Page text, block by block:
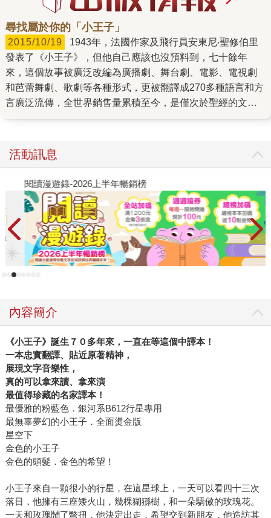
尋找屬於你的「小王子」
2015/10/19
發表了《小王子》，但他自己應該也沒預料到，七十餘年
來，這個故事被廣泛改編為廣播劇、舞台劇、電影、電視劇
和芭蕾舞劇、歌劇等各種形式，更被翻譯成270多種語言和方
言廣泛流傳，全世界銷售量累積至今，是僅次於聖經的文學
關愛，互相重視的精神。《小王子》的故事讓作者平衡了內
心與外在環境的紛亂，藉由他與心中小孩的對話，向世人傳
達了他對愛與和平的嚮往。此外，作者藉由《小王子》書中
狐狸說的一句話，和我們分享了一個秘密，就是「真正重要
的東西，用眼睛是看不見的，必須要用你的心」。故事深富
詩意及人生哲理的，打動無數大人與小孩的心。 2013年適逢
《小王子》誕生70週年，世界各地重新出版了許多《小王
子》版本。而台灣也陸續推出《小王子》新版本、「小王子
特展」等慶祝活動，而這一波「小王子」熱潮，更在2015年
與出版社合作5本結合紙藝動畫的電影書和原著，有描寫小女
孩與老爺爺互動 的「情深版」，有完整電影小說圖文的「夢
想版」，還有適合青少年閱讀的圖文影像「追尋版」，另外
還有一本是聖修伯里的原著搭配上電影圖素、適合世界每一
個 有愛成年人的「堅持版」，一本是正要啟程尋找自我靈魂
的「純真版」，每個年齡層都可找到自己適讀的《小王
子》。 此外，你可知道聖修伯里為什麼對星星如此著迷？是
什麼樣的人生經歷，淬煉出我們深愛好久、如此溫柔而澄澈
的文學？讓「小王子的飛行套書」告訴你吧！這套書包括
《風沙星辰》《夜間飛行》及《小王子》等三本書，其中
《風沙星辰》以一個飛行員的高海拔視角展開書寫，書中種
事──《小王子》中的許多情節；而《夜間飛行》描述對於夜
間郵務在那個時代、那個新興行業裡開疆闢土種種。在夜
活動訊息
閱讀漫遊錄-2026上半年暢銷榜
內容簡介
《小王子》誕生７０多年來，一直在等這個中譯本！
一本忠實翻譯、貼近原著精神，
展現文字音樂性，
真的可以拿來讀、拿來演
最值得珍藏的名家譯本！
最優雅的粉藍色．銀河系B612行星專用
最無辜夢幻的小王子．全面燙金版
星空下
金色的小王子
金色的頭髮．金色的希望！
小王子來自一顆很小的行星，在這星球上，一天可以看四十三次
落日，他擁有三座矮火山，幾棵猢猻樹，和一朵驕傲的玫瑰花。
一天和玫瑰鬧了彆扭，他決定出走，希望交到新朋友，他造訪其